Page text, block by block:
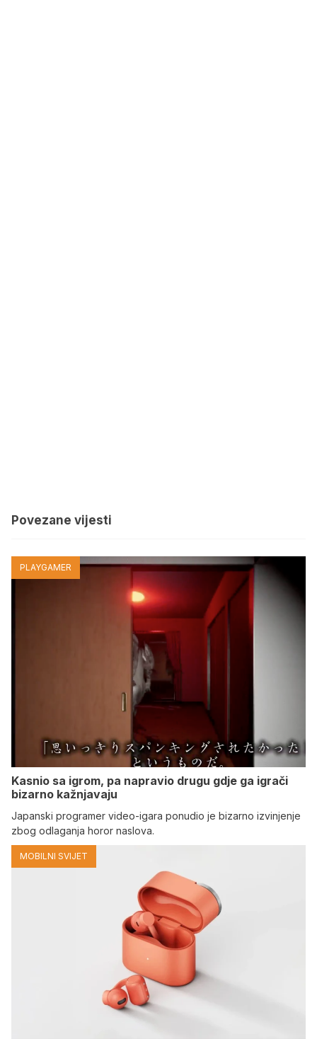
Povezane vijesti
PLAYGAMER
Kasnio sa igrom, pa napravio drugu gdje ga igrači
bizarno kažnjavaju
Japanski programer video-igara ponudio je bizarno izvinjenje
zbog odlaganja horor naslova.
MOBILNI SVIJET